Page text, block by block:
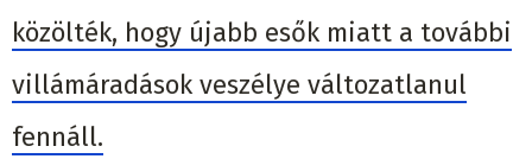
közölték, hogy újabb esők miatt a további
villámáradások veszélye változatlanul
fennáll.